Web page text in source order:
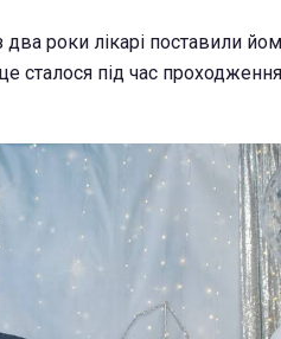
роки лікарі поставили
сталося під час